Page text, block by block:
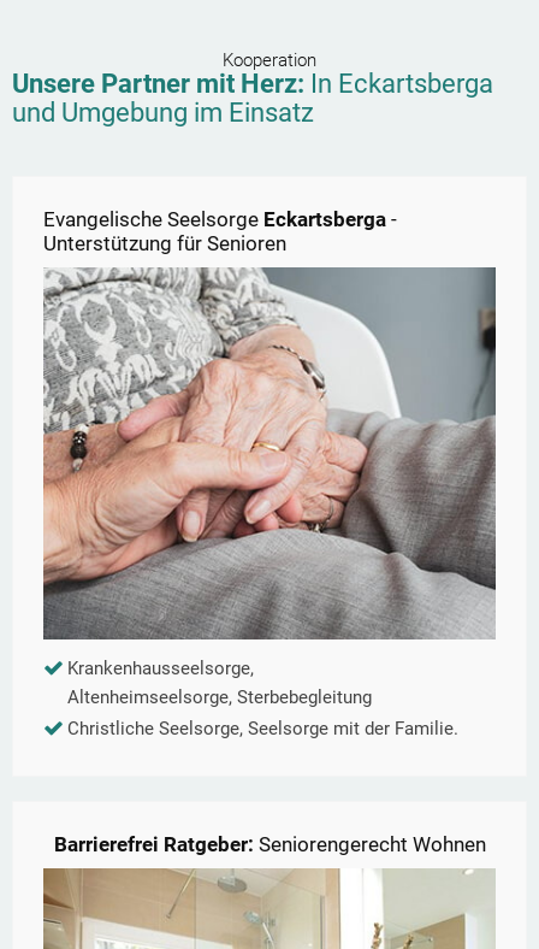
Kooperation
Unsere Partner mit Herz: In Eckartsberga
und Umgebung im Einsatz
Evangelische Seelsorge Eckartsberga -
Unterstützung für Senioren
Krankenhausseelsorge,
Altenheimseelsorge, Sterbebegleitung
Christliche Seelsorge, Seelsorge mit der Familie.
Barrierefrei Ratgeber: Seniorengerecht Wohnen